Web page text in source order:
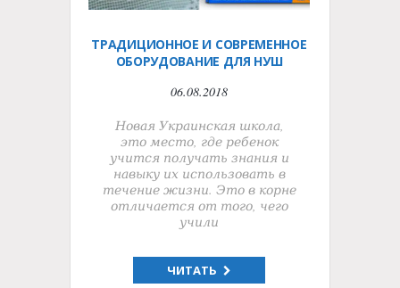
ТРАДИЦИОННОЕ И СОВРЕМЕННОЕ
ОБОРУДОВАНИЕ ДЛЯ НУШ
06.08.2018
Новая Украинская школа,
это место, где ребенок
учится получать знания и
навыку их использовать в
течение жизни. Это в корне
отличается от того, чего
учили
ЧИТАТЬ